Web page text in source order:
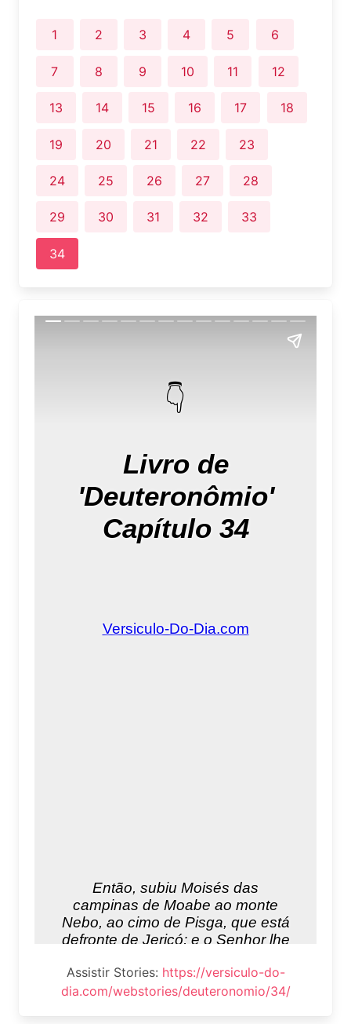
1 2 3 4 5 6
7 8 9 10 11 12
13 14 15 16 17 18
19 20 21 22 23
24 25 26 27 28
29 30 31 32 33
34
Assistir Stories: https://versiculo-do-
dia.com/webstories/deuteronomio/34/